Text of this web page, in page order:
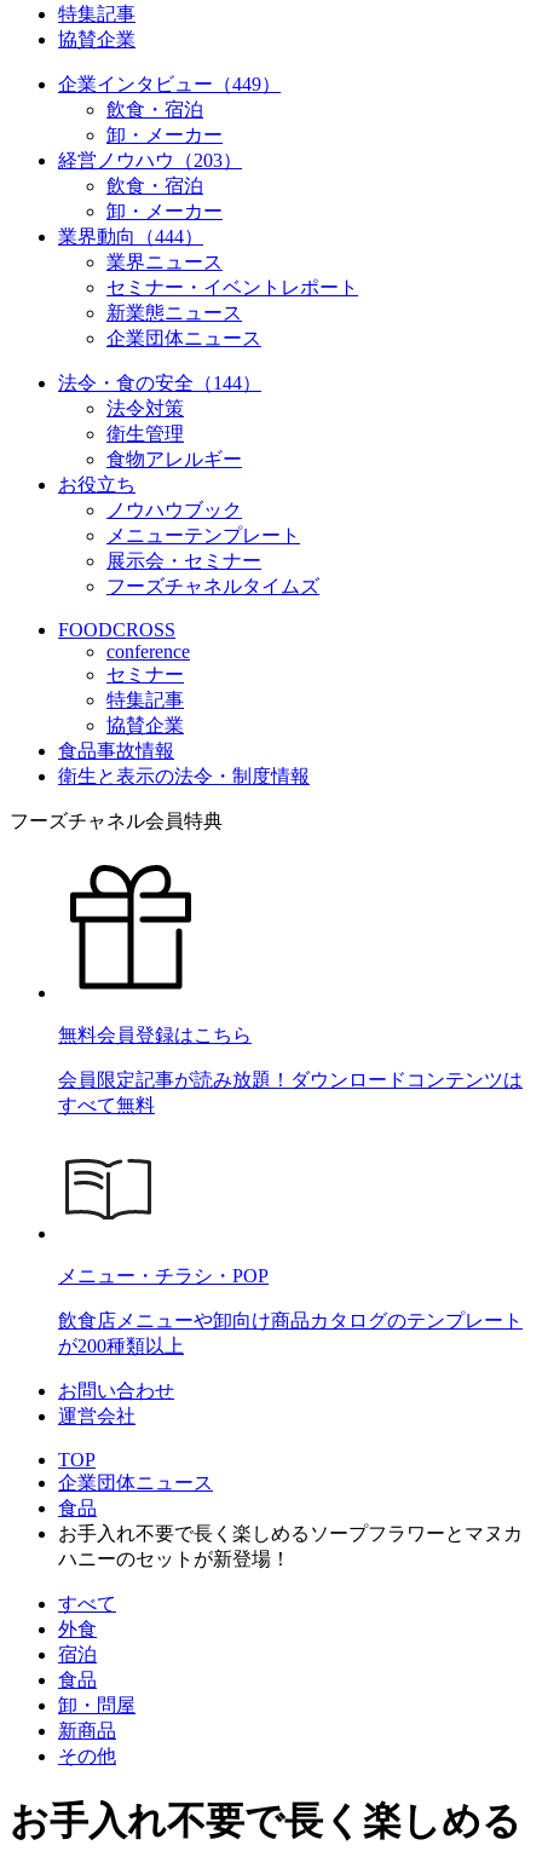
特集記事
協賛企業
企業インタビュー（449）
飲食・宿泊
卸・メーカー
経営ノウハウ（203）
飲食・宿泊
卸・メーカー
業界動向（444）
業界ニュース
セミナー・イベントレポート
新業態ニュース
企業団体ニュース
法令・食の安全（144）
法令対策
衛生管理
食物アレルギー
お役立ち
ノウハウブック
メニューテンプレート
展示会・セミナー
フーズチャネルタイムズ
FOODCROSS
conference
セミナー
特集記事
協賛企業
食品事故情報
衛生と表示の法令・制度情報
フーズチャネル会員特典
無料会員登録はこちら
会員限定記事が読み放題！ダウンロードコンテンツは
すべて無料
メニュー・チラシ・POP
飲食店メニューや卸向け商品カタログのテンプレート
が200種類以上
お問い合わせ
運営会社
TOP
企業団体ニュース
食品
お手入れ不要で長く楽しめるソープフラワーとマヌカ
ハニーのセットが新登場！
すべて
外食
宿泊
食品
卸・問屋
新商品
その他
お手入れ不要で長く楽しめる